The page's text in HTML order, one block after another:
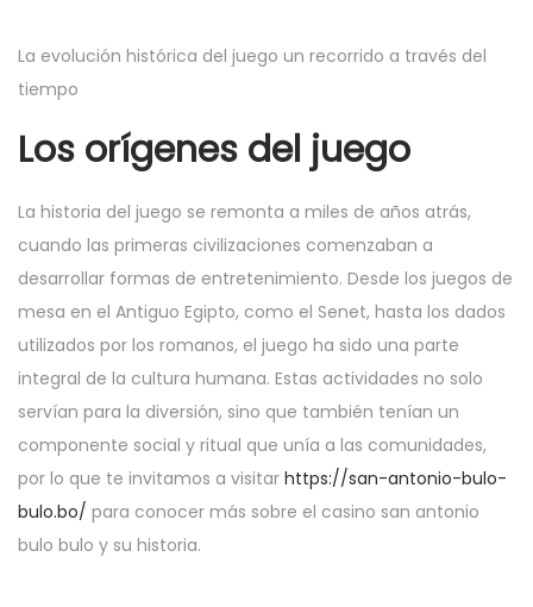
r
1
,
2
0
2
6
La evolución histórica del juego un recorrido a través del
tiempo
Los orígenes del juego
La historia del juego se remonta a miles de años atrás,
cuando las primeras civilizaciones comenzaban a
desarrollar formas de entretenimiento. Desde los juegos de
mesa en el Antiguo Egipto, como el Senet, hasta los dados
utilizados por los romanos, el juego ha sido una parte
integral de la cultura humana. Estas actividades no solo
servían para la diversión, sino que también tenían un
componente social y ritual que unía a las comunidades,
por lo que te invitamos a visitar https://san-antonio-bulo-
bulo.bo/ para conocer más sobre el casino san antonio
bulo bulo y su historia.